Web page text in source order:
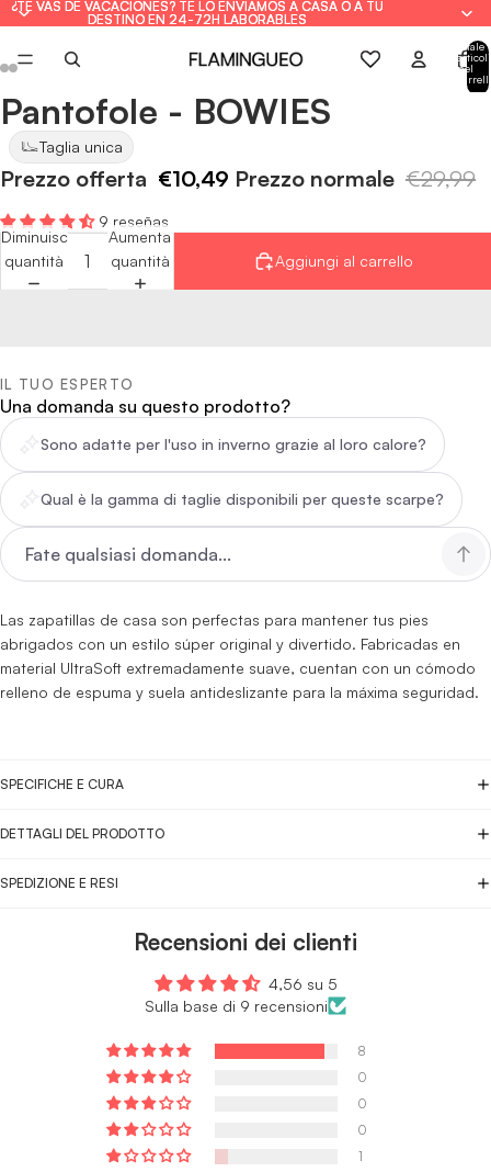
¿TE VAS DE VACACIONES? TE LO ENVIAMOS A CASA O A TU
DESTINO EN 24-72H LABORABLES
¿TE VAS DE VACACIONES? TE LO ENVIAMOS A CASA O A TU
DESTINO EN 24-72H LABORABLES
Totale
articoli
nel
Apri
immagine
schermo
Apri
immagine
schermo
Apri
immagine
schermo
Apri
immagine
schermo
Apri
immagine
schermo
Apri
immagine
schermo
Pantofole - BOWIES
Taglia unica
Prezzo offerta €10,49 Prezzo normale €29,99
9 reseñas
Diminuisci
quantità
Aumenta
quantità
Aggiungi al carrello
IL TUO ESPERTO
Una domanda su questo prodotto?
Sono adatte per l'uso in inverno grazie al loro calore?
Qual è la gamma di taglie disponibili per queste scarpe?
Las zapatillas de casa son perfectas para mantener tus pies
abrigados con un estilo súper original y divertido. Fabricadas en
material UltraSoft extremadamente suave, cuentan con un cómodo
relleno de espuma y suela antideslizante para la máxima seguridad.
SPECIFICHE E CURA
DETTAGLI DEL PRODOTTO
SPEDIZIONE E RESI
Recensioni dei clienti
4,56 su 5
Sulla base di 9 recensioni
8
0
0
0
1